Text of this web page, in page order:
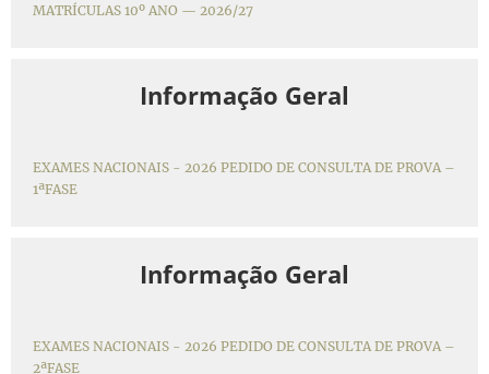
MATRÍCULAS 10º ANO — 2026/27
Informação Geral
EXAMES NACIONAIS - 2026 PEDIDO DE CONSULTA DE PROVA –
1ªFASE
Informação Geral
EXAMES NACIONAIS - 2026 PEDIDO DE CONSULTA DE PROVA –
2ªFASE